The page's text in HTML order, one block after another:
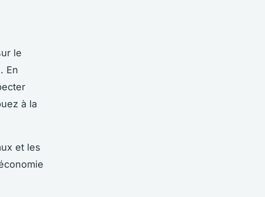
le
En
à la
et les